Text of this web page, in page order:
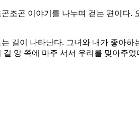
조곤 이야기를 나누며 걷는 편이다
길이 나타난다. 그녀와 내가 좋아
양 쪽에 마주 서서 우리를 맞아주